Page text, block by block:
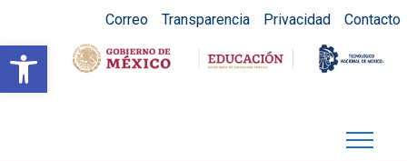
Abrir barra de herramientas
Correo Transparencia Privacidad Contacto